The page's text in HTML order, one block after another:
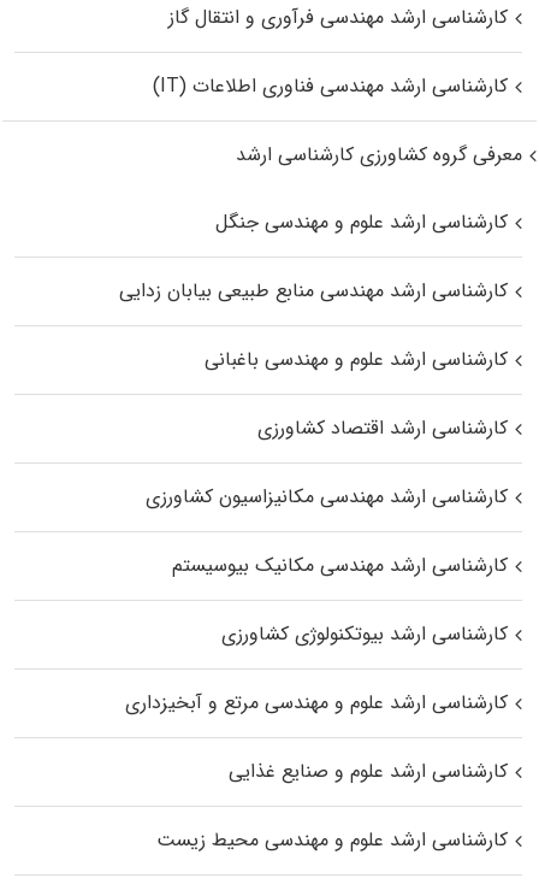
کارشناسی ارشد مهندسی فرآوری و انتقال گاز
کارشناسی ارشد مهندسی فناوری اطلاعات (IT)
معرفی گروه کشاورزی کارشناسی ارشد
کارشناسی ارشد علوم و مهندسی جنگل
کارشناسی ارشد مهندسی منابع طبیعی بیابان زدایی
کارشناسی ارشد علوم و مهندسی باغبانی
کارشناسی ارشد اقتصاد کشاورزی
کارشناسی ارشد مهندسی مکانیزاسیون کشاورزی
کارشناسی ارشد مهندسی مکانیک بیوسیستم
کارشناسی ارشد بیوتکنولوژی کشاورزی
کارشناسی ارشد علوم و مهندسی مرتع و آبخیزداری
کارشناسی ارشد علوم و صنایع غذایی
کارشناسی ارشد علوم و مهندسی محیط زیست